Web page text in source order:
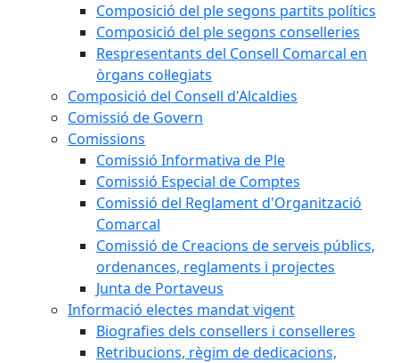
Composició del ple segons partits polítics
Composició del ple segons conselleries
Respresentants del Consell Comarcal en
òrgans col·legiats
Composició del Consell d'Alcaldies
Comissió de Govern
Comissions
Comissió Informativa de Ple
Comissió Especial de Comptes
Comissió del Reglament d'Organització
Comarcal
Comissió de Creacions de serveis públics,
ordenances, reglaments i projectes
Junta de Portaveus
Informació electes mandat vigent
Biografies dels consellers i conselleres
Retribucions, règim de dedicacions,